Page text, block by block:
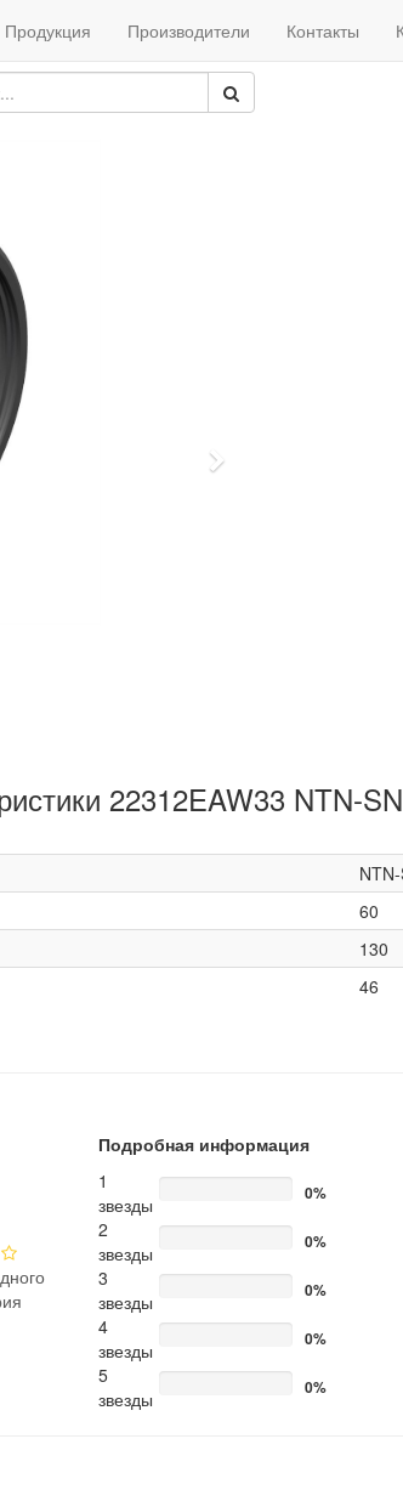
Продукция Производители Контакты
Next
22312EAW33 NTN-
60
130
46
Подробная информация
1
звезды
0%
2
звезды
0%
3
звезды
0%
4
звезды
0%
5
звезды
0%